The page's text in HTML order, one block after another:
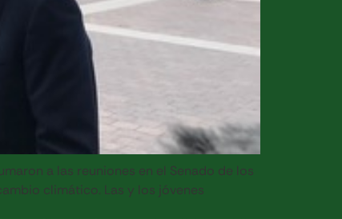
a las reuniones en el Senado de los
climático. Las y los jóvenes